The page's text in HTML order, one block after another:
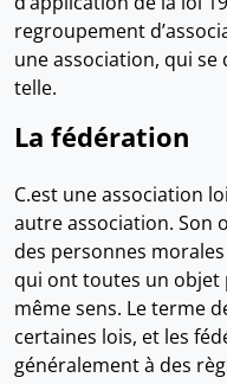
regroupement
une association, qui
telle.
La fédération
C.est une association
autre association. Son
des personnes
qui ont toutes un objet
même sens. Le terme
certaines lois, et les
généralement à des